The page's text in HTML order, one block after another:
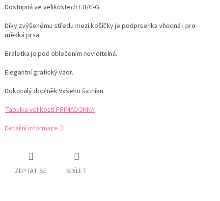
Dostupná ve velikostech EU/C-G.
Díky zvýšenému středu mezi košíčky je podprsenka vhodná i pro
měkká prsa.
Braletka je pod oblečením neviditelná.
Elegantní grafický vzor.
Dokonalý doplněk Vašeho šatníku.
Tabulka velikostí PRIMADONNA
Detailní informace
ZEPTAT SE SDÍLET